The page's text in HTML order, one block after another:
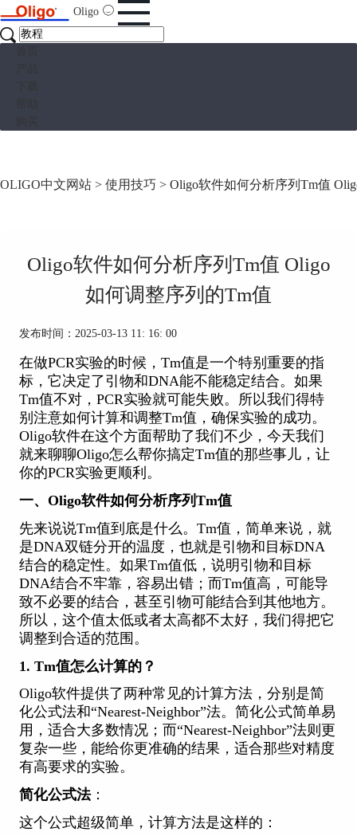
Oligo
OLIGO中文网站 > 使用技巧 > Oligo软件如何分析序列Tm值
Oligo软件如何分析序列Tm值 Oligo
如何调整序列的Tm值
发布时间：2025-03-13 11: 16: 00
在做PCR实验的时候，Tm值是一个特别重要的指
标，它决定了引物和DNA能不能稳定结合。如果
Tm值不对，PCR实验就可能失败。所以我们得特
别注意如何计算和调整Tm值，确保实验的成功。
Oligo软件在这个方面帮助了我们不少，今天我们
就来聊聊Oligo怎么帮你搞定Tm值的那些事儿，让
你的PCR实验更顺利。
一、Oligo软件如何分析序列Tm值
先来说说Tm值到底是什么。Tm值，简单来说，就
是DNA双链分开的温度，也就是引物和目标DNA
结合的稳定性。如果Tm值低，说明引物和目标
DNA结合不牢靠，容易出错；而Tm值高，可能导
致不必要的结合，甚至引物可能结合到其他地方。
所以，这个值太低或者太高都不太好，我们得把它
调整到合适的范围。
1. Tm值怎么计算的？
Oligo软件提供了两种常见的计算方法，分别是简
化公式法和“Nearest-Neighbor”法。简化公式简单易
用，适合大多数情况；而“Nearest-Neighbor”法则更
复杂一些，能给你更准确的结果，适合那些对精度
有高要求的实验。
简化公式法：
这个公式超级简单，计算方法是这样的：